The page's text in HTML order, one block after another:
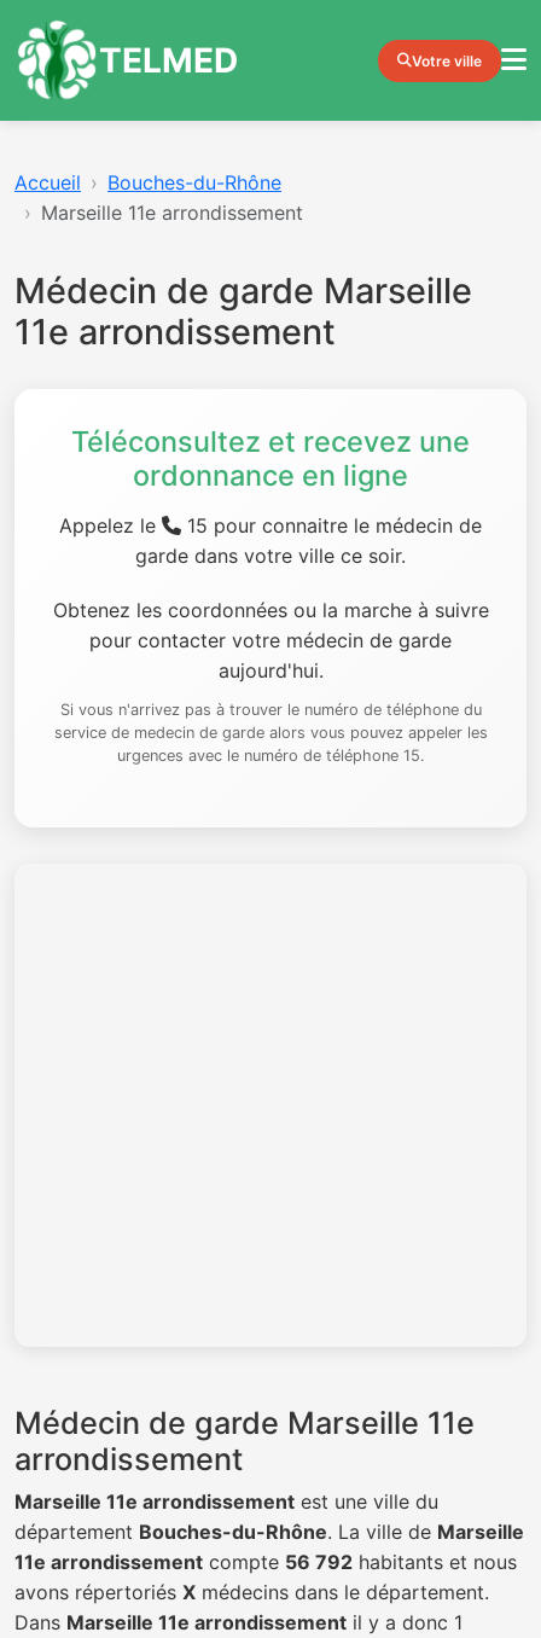
TELMED Votre ville
Accueil
Bouches-du-Rhône
Marseille 11e arrondissement
Médecin de garde Marseille
11e arrondissement
Téléconsultez et recevez une
ordonnance en ligne
Appelez le
15 pour connaitre le médecin de
garde dans votre ville ce soir.
Obtenez les coordonnées ou la marche à suivre
pour contacter votre médecin de garde
aujourd'hui.
Si vous n'arrivez pas à trouver le numéro de téléphone du
service de medecin de garde alors vous pouvez appeler les
urgences avec le numéro de téléphone 15.
Médecin de garde Marseille 11e
arrondissement
Marseille 11e arrondissement est une ville du
département Bouches-du-Rhône. La ville de Marseille
11e arrondissement compte 56 792 habitants et nous
avons répertoriés X médecins dans le département.
Dans Marseille 11e arrondissement il y a donc 1